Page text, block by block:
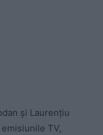
și Laurențiu
TV,